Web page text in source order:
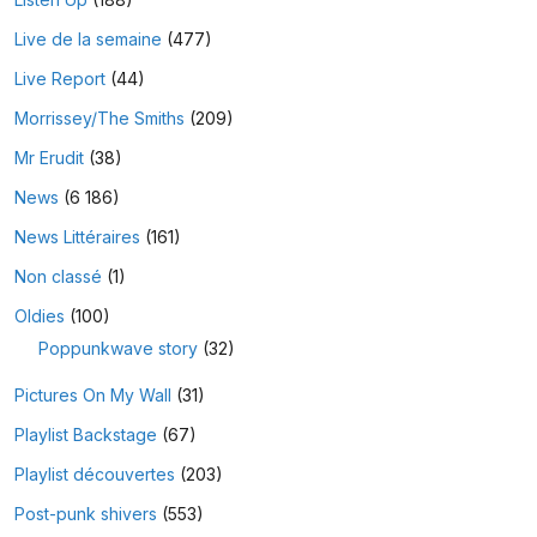
Live de la semaine (477)
Live Report(44)
Morrissey/The Smiths (209)
Mr Erudit(38)
News (6 186)
News Littéraires (161)
Non classé (1)
Oldies (100)
Poppunkwave story(32)
Pictures On My Wall (31)
Playlist Backstage (67)
Playlist découvertes (203)
Post-punk shivers (553)